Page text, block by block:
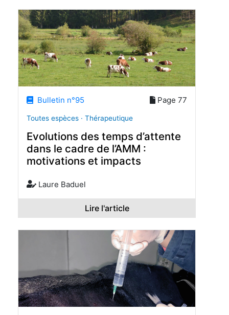
Bulletin n°95 Page 77
Toutes espèces · Thérapeutique
Evolutions des temps d’attente
dans le cadre de l’AMM :
motivations et impacts
Laure Baduel
Lire l'article